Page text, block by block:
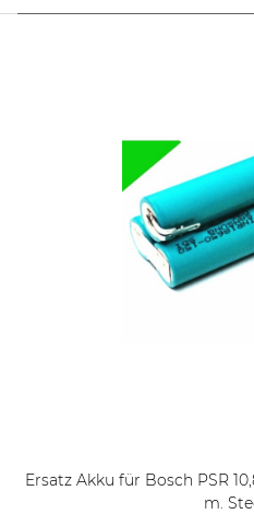
Ersatz Akku für Bosch PSR 10,8 V-Li - 1,5 Ah Samsung / LG
m.